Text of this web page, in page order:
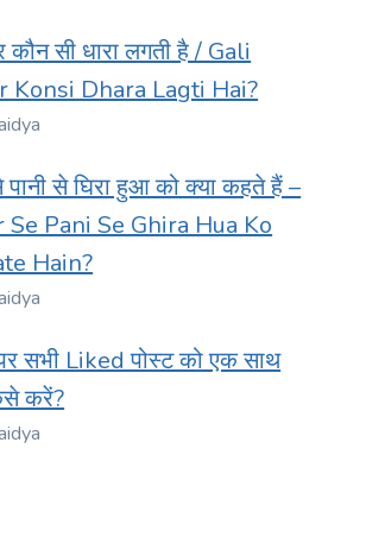
कौन सी धारा लगती है / Gali
Konsi Dhara Lagti Hai?
से घिरा हुआ को क्या कहते हैं –
Se Pani Se Ghira Hua Ko
Hain?
सभी Liked पोस्ट को एक साथ
करें?